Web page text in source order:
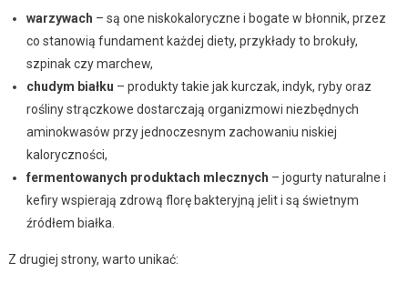
warzywach – są one niskokaloryczne i bogate w błonnik, przez
co stanowią fundament każdej diety, przykłady to brokuły,
szpinak czy marchew,
chudym białku – produkty takie jak kurczak, indyk, ryby oraz
rośliny strączkowe dostarczają organizmowi niezbędnych
aminokwasów przy jednoczesnym zachowaniu niskiej
kaloryczności,
fermentowanych produktach mlecznych – jogurty naturalne i
kefiry wspierają zdrową florę bakteryjną jelit i są świetnym
źródłem białka.
Z drugiej strony, warto unikać: